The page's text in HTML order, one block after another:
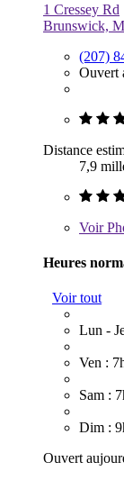
1 Cressey Rd
Brunswick,
(207)
Ouvert
Distance
7,9
Voir
Heures
Voir tout
Lun -
Ven :
Sam :
Dim :
Ouvert